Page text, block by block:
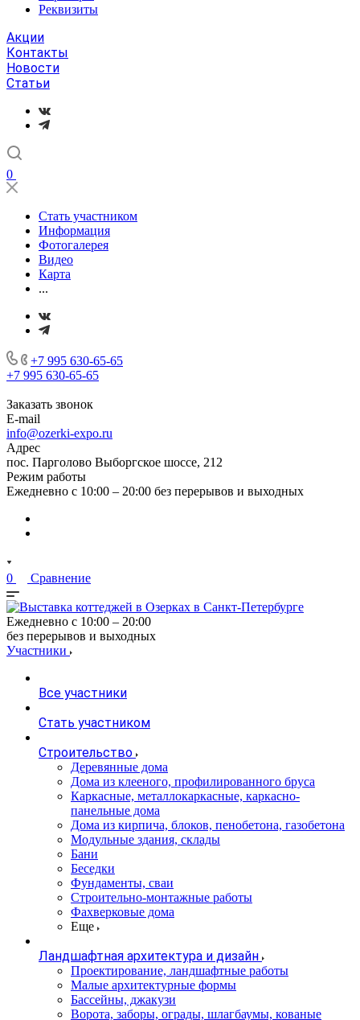
Реквизиты
Акции
Контакты
Новости
Статьи
0
Стать участником
Информация
Фотогалерея
Видео
Карта
...
+7 995 630-65-65
+7 995 630-65-65
Заказать звонок
E-mail
info@ozerki-expo.ru
Адрес
пос. Парголово Выборгское шоссе, 212
Режим работы
Ежедневно с 10:00 – 20:00 без перерывов и выходных
0 Сравнение
Ежедневно с 10:00 – 20:00
без перерывов и выходных
Участники
Все участники
Стать участником
Строительство
Деревянные дома
Дома из клееного, профилированного бруса
Каркасные, металлокаркасные, каркасно-
панельные дома
Дома из кирпича, блоков, пенобетона, газобетона
Модульные здания, склады
Бани
Беседки
Фундаменты, сваи
Строительно-монтажные работы
Фахверковые дома
Еще
Ландшафтная архитектура и дизайн
Проектирование, ландшафтные работы
Малые архитектурные формы
Бассейны, джакузи
Ворота, заборы, ограды, шлагбаумы, кованые